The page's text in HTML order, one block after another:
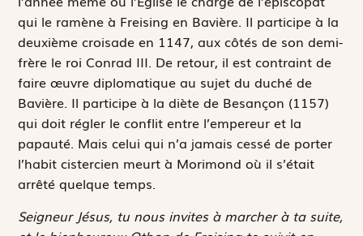
qui le ramène à Freising en Bavière. Il participe à la
deuxième croisade en 1147, aux côtés de son demi-
frère le roi Conrad III. De retour, il est contraint de
faire œuvre diplomatique au sujet du duché de
Bavière. Il participe à la diète de Besançon (1157)
qui doit régler le conflit entre l’empereur et la
papauté. Mais celui qui n’a jamais cessé de porter
l’habit cistercien meurt à Morimond où il s’était
arrêté quelque temps.
Seigneur Jésus, tu nous invites à marcher à ta suite,